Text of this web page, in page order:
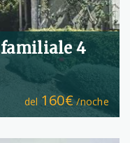
familiale 4
del 160€/noche